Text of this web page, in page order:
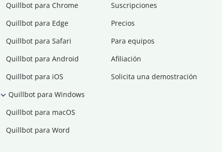
Quillbot para Chrome
Quillbot para Edge
Quillbot para Safari
Quillbot para Android
Quillbot para iOS
Quillbot para Windows
Quillbot para macOS
Quillbot para Word
Suscripciones
Precios
Para equipos
Afiliación
Solicita una demostración